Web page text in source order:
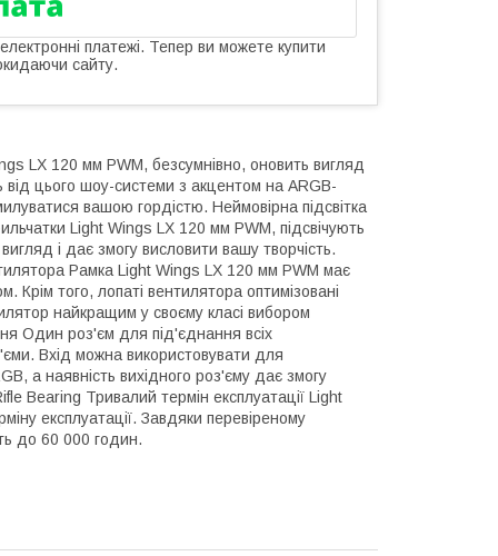
платежі. Тепер ви можете купити
сайту.
LX 120 мм PWM, безсумнівно, оновить вигляд
від цього шоу-системи з акцентом на ARGB-
вашою гордістю. Неймовірна підсвітка
Light Wings LX 120 мм PWM, підсвічують
і дає змогу висловити вашу творчість.
Рамка Light Wings LX 120 мм PWM має
Крім того, лопаті вентилятора оптимізовані
найкращим у своєму класі вибором
Один роз'єм для під'єднання всіх
Вхід можна використовувати для
а наявність вихідного роз'єму дає змогу
Bearing Тривалий термін експлуатації Light
експлуатації. Завдяки перевіреному
до 60 000 годин.